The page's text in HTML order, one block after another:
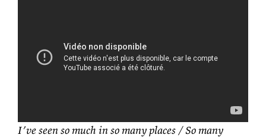
I’ve seen so much in so many places / So many